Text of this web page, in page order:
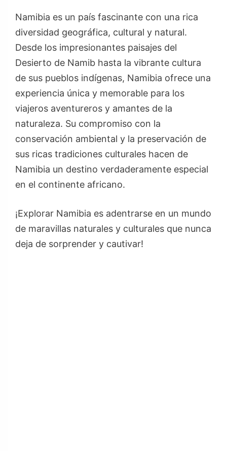
Namibia es un país fascinante con una rica
diversidad geográfica, cultural y natural.
Desde los impresionantes paisajes del
Desierto de Namib hasta la vibrante cultura
de sus pueblos indígenas, Namibia ofrece una
experiencia única y memorable para los
viajeros aventureros y amantes de la
naturaleza. Su compromiso con la
conservación ambiental y la preservación de
sus ricas tradiciones culturales hacen de
Namibia un destino verdaderamente especial
en el continente africano.
¡Explorar Namibia es adentrarse en un mundo
de maravillas naturales y culturales que nunca
deja de sorprender y cautivar!